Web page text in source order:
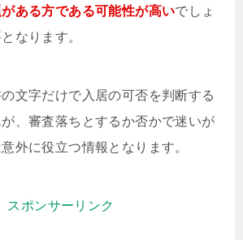
ある方である可能性が高いでしょ
なります。
文字だけで入居の可否を判断する
、審査落ちとするか否かで迷いが
外に役立つ情報となります。
スポンサーリンク